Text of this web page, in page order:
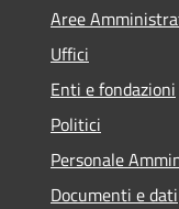
Aree
Uffici
Enti e fondazioni
Politici
Personale
Documenti e dati